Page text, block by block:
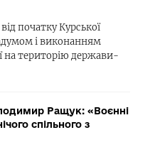
початку Курської
і виконанням
на територію держави-
Ращук: «Воєнні
спільного з